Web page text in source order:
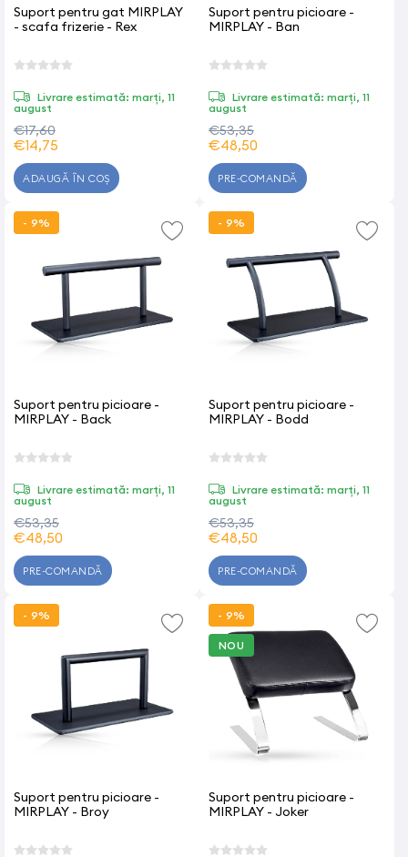
Suport pentru gat MIRPLAY
- scafa frizerie - Rex
Livrare estimată: marți, 11
august
€17,60
€14,75
ADAUGĂ ÎN COȘ
Suport pentru picioare -
MIRPLAY - Ban
Livrare estimată: marți, 11
august
€53,35
€48,50
PRE-COMANDĂ
- 9%
Suport pentru picioare -
MIRPLAY - Back
Livrare estimată: marți, 11
august
€53,35
€48,50
PRE-COMANDĂ
- 9%
Suport pentru picioare -
MIRPLAY - Bodd
Livrare estimată: marți, 11
august
€53,35
€48,50
PRE-COMANDĂ
- 9%
Suport pentru picioare -
MIRPLAY - Broy
- 9%
NOU
Suport pentru picioare -
MIRPLAY - Joker